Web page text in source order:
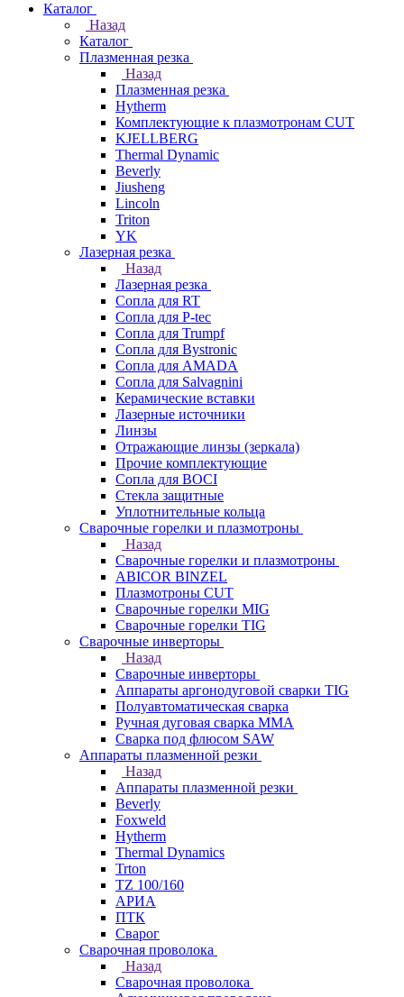
Каталог
Назад
Каталог
Плазменная резка
Назад
Плазменная резка
Hytherm
Комплектующие к плазмотронам CUT
KJELLBERG
Thermal Dynamic
Beverly
Jiusheng
Lincoln
Triton
YK
Лазерная резка
Назад
Лазерная резка
Сопла для RT
Сопла для P-tec
Сопла для Trumpf
Сопла для Bystronic
Сопла для AMADA
Сопла для Salvagnini
Керамические вставки
Лазерные источники
Линзы
Отражающие линзы (зеркала)
Прочие комплектующие
Сопла для BOCI
Стекла защитные
Уплотнительные кольца
Сварочные горелки и плазмотроны
Назад
Сварочные горелки и плазмотроны
ABICOR BINZEL
Плазмотроны CUT
Сварочные горелки MIG
Сварочные горелки TIG
Сварочные инверторы
Назад
Сварочные инверторы
Аппараты аргонодуговой сварки TIG
Полуавтоматическая сварка
Ручная дуговая сварка MMA
Сварка под флюсом SAW
Аппараты плазменной резки
Назад
Аппараты плазменной резки
Beverly
Foxweld
Hytherm
Thermal Dynamics
Trton
TZ 100/160
АРИА
ПТК
Сварог
Сварочная проволока
Назад
Сварочная проволока